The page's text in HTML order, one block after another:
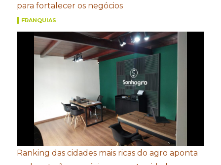
para fortalecer os negócios
FRANQUIAS
Ranking das cidades mais ricas do agro aponta